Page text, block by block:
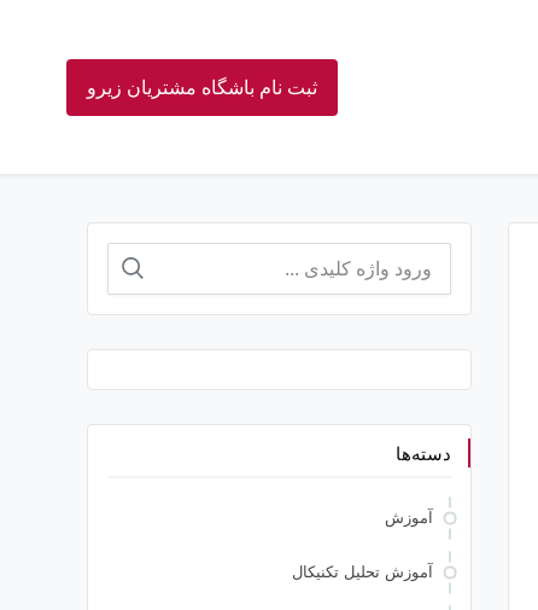
ثبت نام باشگاه مشتریان زیرو
دسته‌ها
آموزش
آموزش تحلیل تکنیکال